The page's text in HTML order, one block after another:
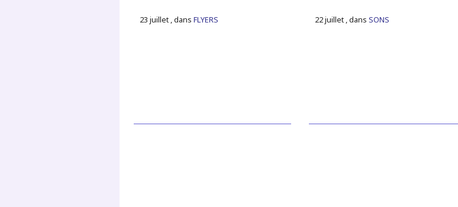
23 juillet , dans FLYERS 22 juillet , dansSONS